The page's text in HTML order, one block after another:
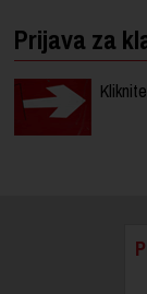
Prijava za